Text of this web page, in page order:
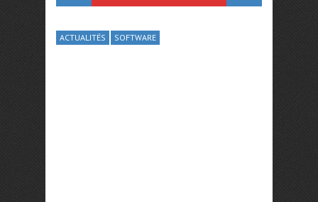
ACTUALITÉS SOFTWARE